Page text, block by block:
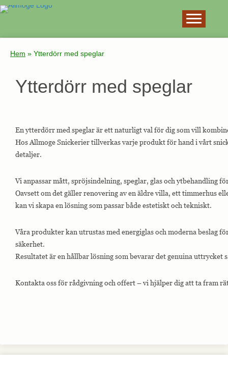
Hem » Ytterdörr med speglar
Ytterdörr med speglar
En ytterdörr med speglar är ett naturligt val för dig som vill
Hos Allmoge Snickerier tillverkas varje produkt för hand i vårt
detaljer.
Vi anpassar mått, spröjsindelning, speglar, glas och ytbehandling
Oavsett om det gäller renovering av en äldre villa, ett timmerhus
kan vi skapa en lösning som passar både estetiskt och tekniskt.
Våra produkter kan utrustas med energiglas och moderna beslag
säkerhet.
Resultatet är en hållbar lösning som bevarar det genuina
Kontakta oss för rådgivning och offert – vi hjälper dig att ta fram